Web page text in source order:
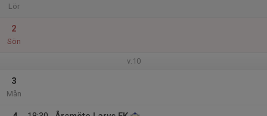
Lör
2
Sön
v.10
3
Mån